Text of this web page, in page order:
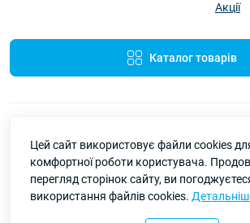
Акції
Каталог товарів
Pbay-Market — все для дому, роботи та
магазин України © 2026
Цей сайт використовує файли cookies
комфортної роботи користувача.
перегляд сторінок сайту, ви
використання файлів cookies.